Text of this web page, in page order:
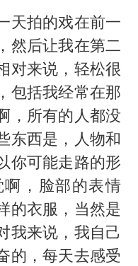
天拍的戏在前一
然后让我在第二
对来说，轻松很
包括我经常在那
，所有的人都没
东西是，人物和
你可能走路的形
，脸部的表情
的衣服，当然是
我来说，我自己
的，每天去感受